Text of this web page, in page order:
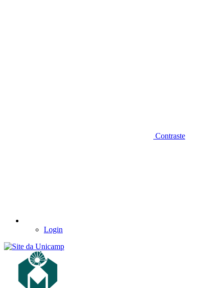
Contraste
Login